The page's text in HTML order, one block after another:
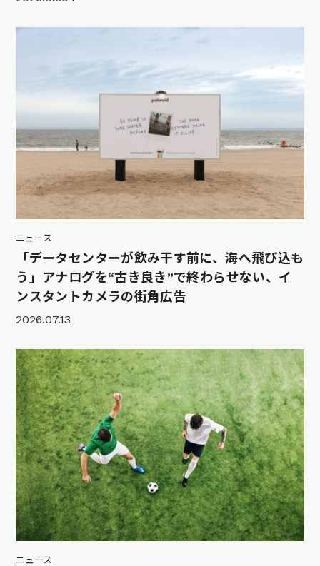
ニュース
「データセンターが飲み干す前に、海へ飛び込も
う」アナログを“古き良き”で終わらせない、イ
ンスタントカメラの街角広告
2026.07.13
ニュース